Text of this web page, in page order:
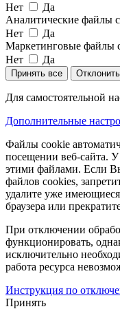
Нет
Да
Аналитические файлы
Нет
Да
Маркетинговые файлы
Нет
Да
Принять все
Для самостоятельной
Дополнительные
Файлы cookie
посещении веб-сайта. У
этими файлами. Если
файлов cookies,
удалите уже
браузера или
При отключении
функционировать,
исключительно
работа ресурса
Инструкция по
Принять